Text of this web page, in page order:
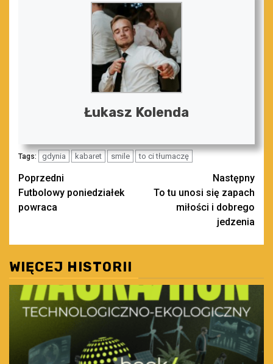
Łukasz Kolenda
Tags: gdynia kabaret smile to ci tłumaczę
Zobacz
wpisy
Poprzedni
Futbolowy poniedziałek
powraca
Następny
To tu unosi się zapach
miłości i dobrego
jedzenia
WIĘCEJ HISTORII